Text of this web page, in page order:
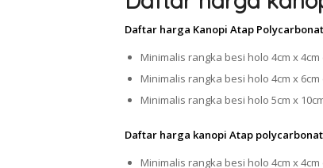
Daftar harga Kanopi Atap
Minimalis rangka besi holo 4cm x
Minimalis rangka besi holo 4cm x
Minimalis rangka besi holo 5cm x
Daftar harga kanopi Atap
Minimalis rangka besi holo 4cm x